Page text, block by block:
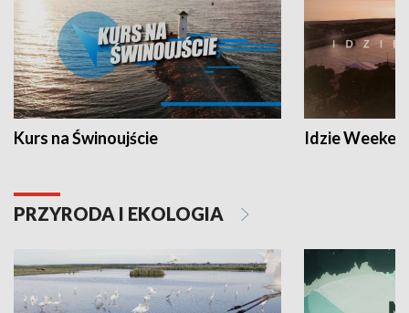
Kurs na Świnoujście Idzie
PRZYRODA I EKOLOGIA